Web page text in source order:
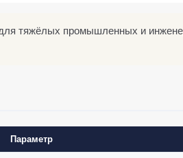
тяжёлых промышленных и
Параметр